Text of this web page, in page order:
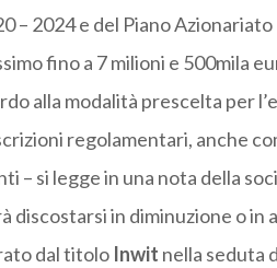
– 2024 e del Piano
fino a 7 milioni e 500mila
alla modalità prescelta per
regolamentari, anche
– si legge in una nota della
discostarsi in diminuzione o
dal titolo Inwit nella seduta